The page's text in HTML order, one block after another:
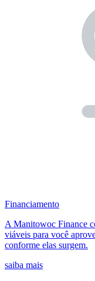
Financiamento
A Manitowoc Finance
viáveis para você
conforme elas surgem.
saiba mais